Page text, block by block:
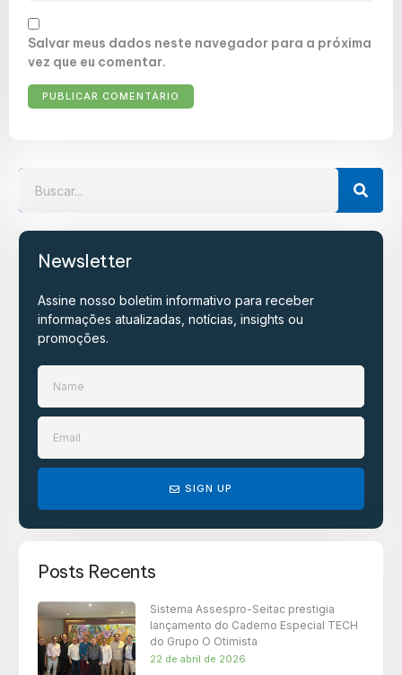
Salvar meus dados neste navegador para a próxima
vez que eu comentar.
Newsletter
Assine nosso boletim informativo para receber
informações atualizadas, notícias, insights ou
promoções.​
SIGN UP
Posts Recents
Sistema Assespro-Seitac prestigia
lançamento do Caderno Especial TECH
do Grupo O Otimista
22 de abril de 2026